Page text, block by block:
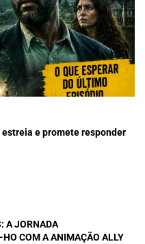
estreia e promete responder
A JORNADA
COM A ANIMAÇÃO ALLY